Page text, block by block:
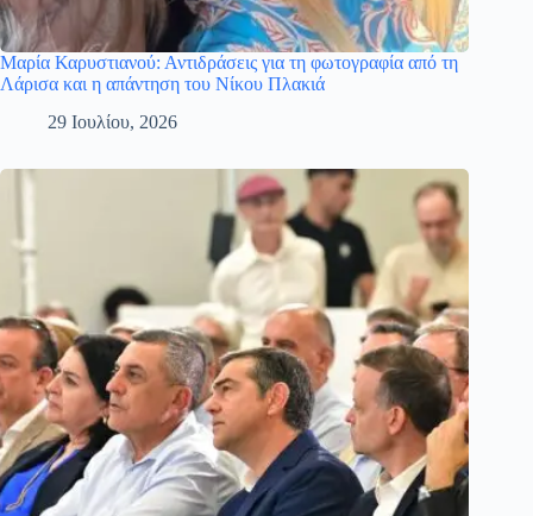
Μαρία Καρυστιανού: Αντιδράσεις για τη φωτογραφία από τη
Λάρισα και η απάντηση του Νίκου Πλακιά
29 Ιουλίου, 2026